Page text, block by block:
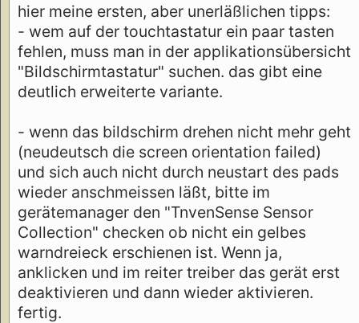
hier meine ersten, aber unerläßlichen tipps:
- wem auf der touchtastatur ein paar tasten
fehlen, muss man in der applikationsübersicht
"Bildschirmtastatur" suchen. das gibt eine
deutlich erweiterte variante.
- wenn das bildschirm drehen nicht mehr geht
(neudeutsch die screen orientation failed)
und sich auch nicht durch neustart des pads
wieder anschmeissen läßt, bitte im
gerätemanager den "TnvenSense Sensor
Collection" checken ob nicht ein gelbes
warndreieck erschienen ist. Wenn ja,
anklicken und im reiter treiber das gerät erst
deaktivieren und dann wieder aktivieren.
fertig.